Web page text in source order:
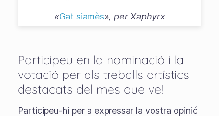
«Gat siamès», per Xaphyrx
Participeu en la nominació i la
votació per als treballs artístics
destacats del mes que ve!
Participeu-hi per a expressar la vostra opinió